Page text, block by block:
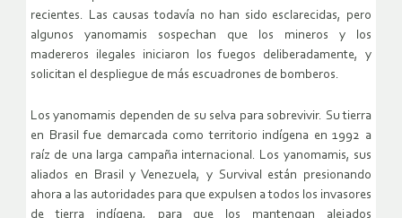
recientes. Las causas todavía no han sido esclarecidas, pero
algunos yanomamis sospechan que los mineros y los
madereros ilegales iniciaron los fuegos deliberadamente, y
solicitan el despliegue de más escuadrones de bomberos.
Los yanomamis dependen de su selva para sobrevivir. Su tierra
en Brasil fue demarcada como territorio indígena en 1992 a
raíz de una larga campaña internacional. Los yanomamis, sus
aliados en Brasil y Venezuela, y Survival están presionando
ahora a las autoridades para que expulsen a todos los invasores
de tierra indígena, para que los mantengan alejados